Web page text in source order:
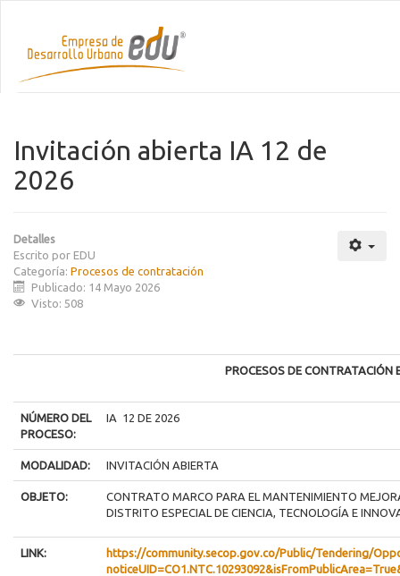
Invitación abierta IA 12 de
2026
Detalles
Escrito por EDU
Categoría: Procesos de contratación
Publicado: 14 Mayo 2026
Visto: 508
PROCESOS DE CONTRATACIÓN
NÚMERO DEL
PROCESO:
IA 12 DE 2026
MODALIDAD: INVITACIÓN ABIERTA
OBJETO:
CONTRATO MARCO PARA EL MANTENIMIENTO
DISTRITO ESPECIAL DE CIENCIA, TECNOLOGÍA E
LINK:
https://community.secop.gov.co/Public/Tendering/